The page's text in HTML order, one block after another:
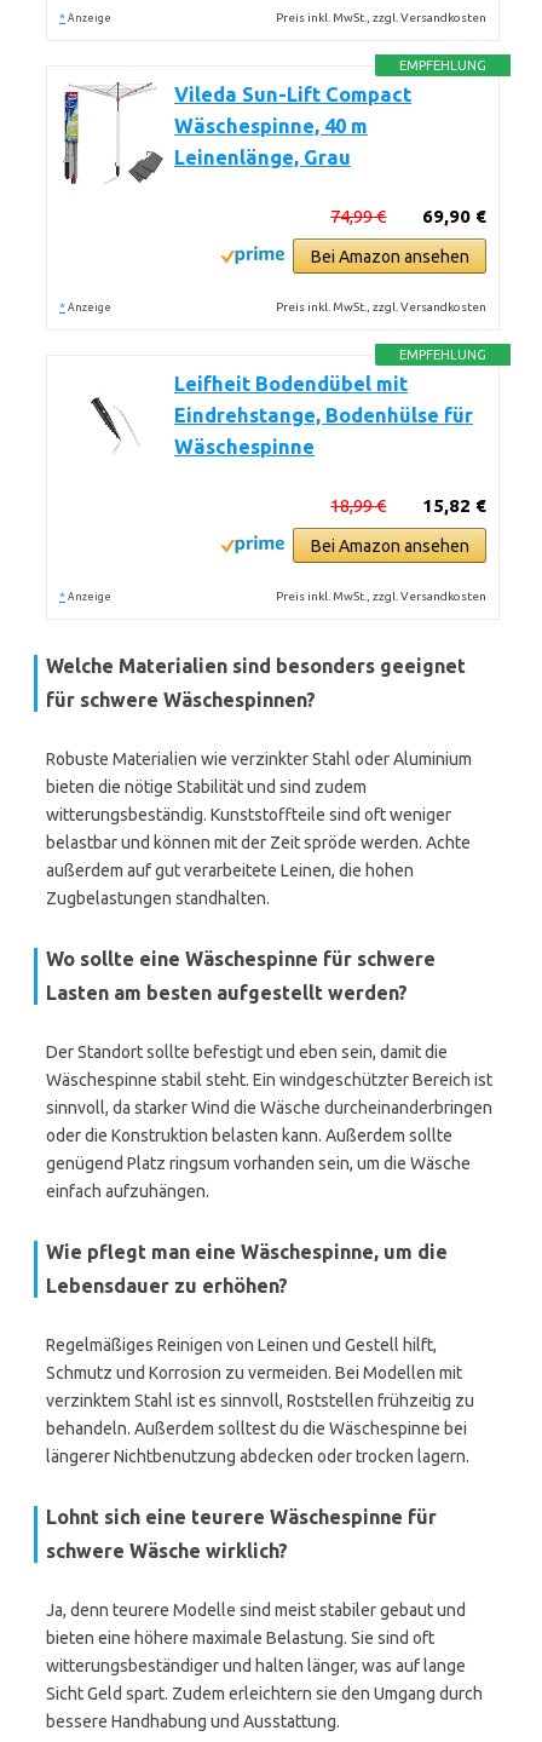
* Anzeige Preis inkl. MwSt., zzgl. Versandkosten
EMPFEHLUNG
Vileda Sun-Lift Compact
Wäschespinne, 40 m
Leinenlänge, Grau
69,90 €
74,99 €
Bei Amazon ansehen
* Anzeige Preis inkl. MwSt., zzgl. Versandkosten
EMPFEHLUNG
Leifheit Bodendübel mit
Eindrehstange, Bodenhülse für
Wäschespinne
15,82 €
18,99 €
Bei Amazon ansehen
* Anzeige Preis inkl. MwSt., zzgl. Versandkosten
Welche Materialien sind besonders geeignet
für schwere Wäschespinnen?
Robuste Materialien wie verzinkter Stahl oder Aluminium
bieten die nötige Stabilität und sind zudem
witterungsbeständig. Kunststoffteile sind oft weniger
belastbar und können mit der Zeit spröde werden. Achte
außerdem auf gut verarbeitete Leinen, die hohen
Zugbelastungen standhalten.
Wo sollte eine Wäschespinne für schwere
Lasten am besten aufgestellt werden?
Der Standort sollte befestigt und eben sein, damit die
Wäschespinne stabil steht. Ein windgeschützter Bereich ist
sinnvoll, da starker Wind die Wäsche durcheinanderbringen
oder die Konstruktion belasten kann. Außerdem sollte
genügend Platz ringsum vorhanden sein, um die Wäsche
einfach aufzuhängen.
Wie pflegt man eine Wäschespinne, um die
Lebensdauer zu erhöhen?
Regelmäßiges Reinigen von Leinen und Gestell hilft,
Schmutz und Korrosion zu vermeiden. Bei Modellen mit
verzinktem Stahl ist es sinnvoll, Roststellen frühzeitig zu
behandeln. Außerdem solltest du die Wäschespinne bei
längerer Nichtbenutzung abdecken oder trocken lagern.
Lohnt sich eine teurere Wäschespinne für
schwere Wäsche wirklich?
Ja, denn teurere Modelle sind meist stabiler gebaut und
bieten eine höhere maximale Belastung. Sie sind oft
witterungsbeständiger und halten länger, was auf lange
Sicht Geld spart. Zudem erleichtern sie den Umgang durch
bessere Handhabung und Ausstattung.